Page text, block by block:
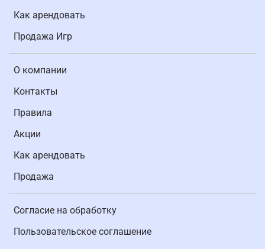
Как арендовать
Продажа Игр
О компании
Контакты
Правила
Акции
Как арендовать
Продажа
Согласие на обработку
Пользовательское соглашение